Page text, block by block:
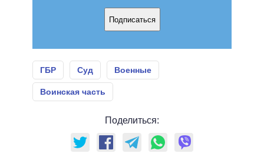
Подписаться
ГБР Суд Военные
Воинская часть
Поделиться: